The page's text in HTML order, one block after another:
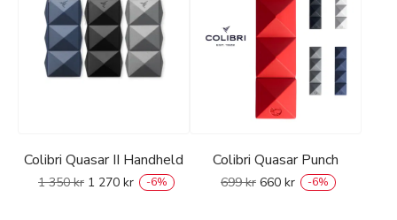
Colibri Quasar II Handheld
1 350kr 1 270 kr -6%
Colibri Quasar Punch
699kr 660 kr -6%